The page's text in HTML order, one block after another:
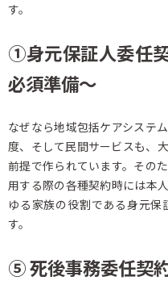
す。
①身元保証人委任
必須準備～
なぜなら地域包括ケアシステ
度、そして民間サービスも、
前提で作られています。その
用する際の各種契約時には本
ゆる家族の役割である身元
す。
⑤死後事務委任契